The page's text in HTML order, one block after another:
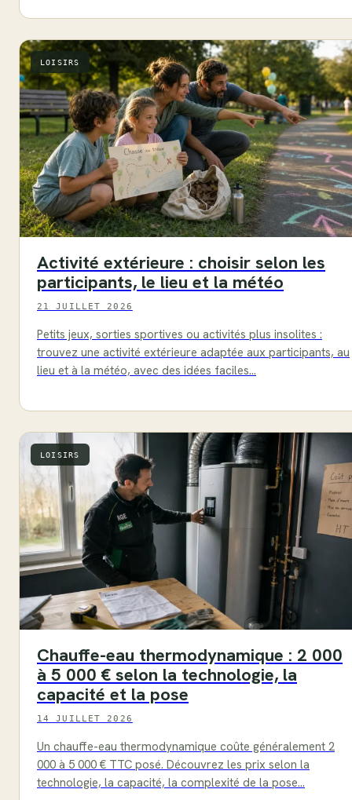
LOISIRS
Activité extérieure : choisir selon les
participants, le lieu et la météo
21 JUILLET 2026
Petits jeux, sorties sportives ou activités plus insolites :
trouvez une activité extérieure adaptée aux participants, au
lieu et à la météo, avec des idées faciles…
LOISIRS
Chauffe-eau thermodynamique : 2 000
à 5 000 € selon la technologie, la
capacité et la pose
14 JUILLET 2026
Un chauffe-eau thermodynamique coûte généralement 2
000 à 5 000 € TTC posé. Découvrez les prix selon la
technologie, la capacité, la complexité de la pose…